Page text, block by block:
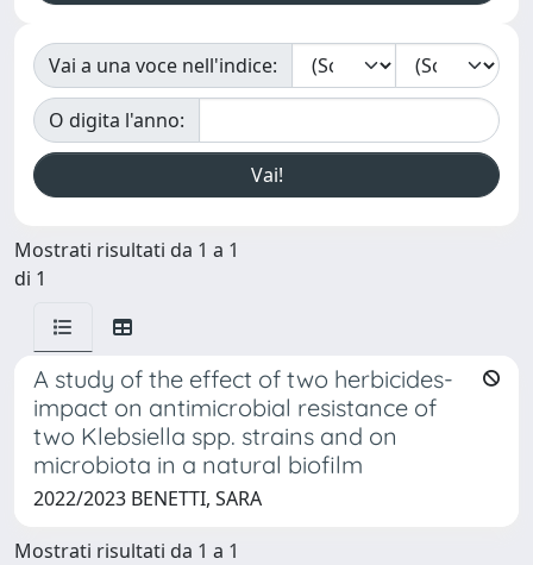
Vai a una voce nell'indice:
O digita l'anno:
Mostrati risultati da 1 a 1
di 1
A study of the effect of two herbicides-
impact on antimicrobial resistance of
two Klebsiella spp. strains and on
microbiota in a natural biofilm
2022/2023 BENETTI, SARA
Mostrati risultati da 1 a 1